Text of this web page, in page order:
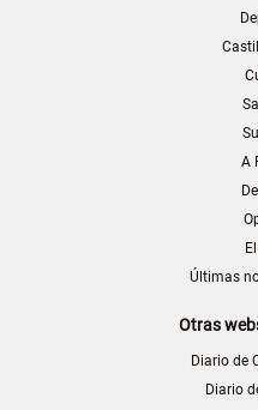
A
Últimas
Otras
Diario de
Diario